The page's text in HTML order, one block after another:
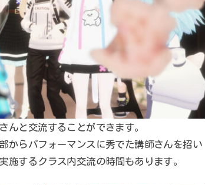
んと交流することができます。
からパフォーマンスに秀でた講師さんを招い
施するクラス内交流の時間もあります。